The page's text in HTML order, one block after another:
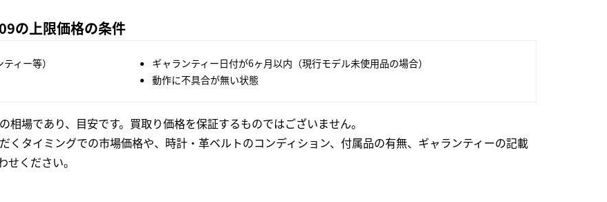
の上限価格の条件
ィー等）
ギャランティー日付が6ヶ月以内（現行モデル未使用品の場合）
動作に不具合が無い状態
相場であり、目安です。買取り価格を保証するものではございません。
くタイミングでの市場価格や、時計・革ベルトのコンディション、付属品の有無、ギャランティーの記載
ください。